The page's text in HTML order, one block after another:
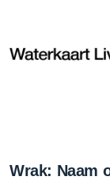
Wrak: Naam